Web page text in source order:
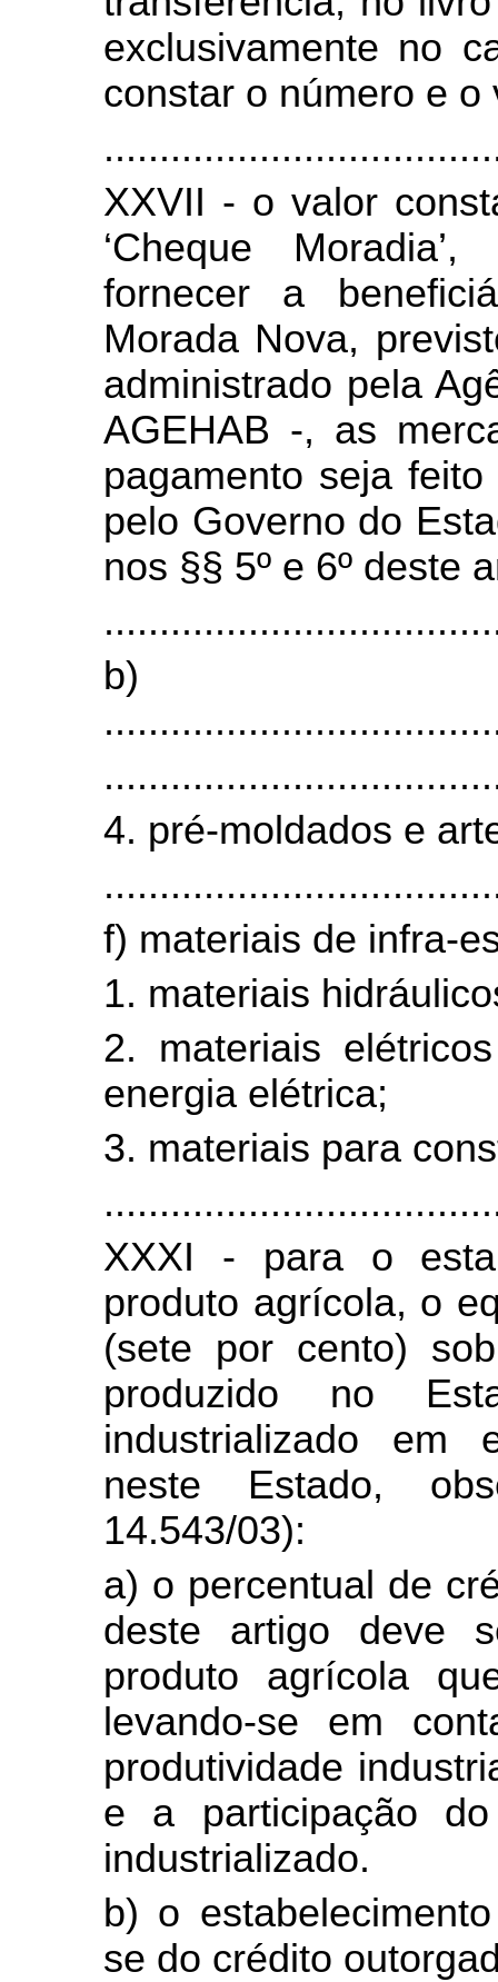
exclusivamente no
constar o número e
XXVII - o valor
‘Cheque
fornecer a
Morada Nova,
administrado pela
AGEHAB -, as
pagamento seja
pelo Governo do
nos §§ 5º e 6º deste
b)
4. pré-moldados e
f) materiais de infra-
1. materiais
2. materiais
energia elétrica;
3. materiais para
XXXI - para o
produto agrícola, o
(sete por cento)
produzido no
industrializado em
neste Estado,
14.543/03):
a) o percentual de
deste artigo deve
produto agrícola
levando-se em
produtividade
e a participação
industrializado.
b) o
se do crédito